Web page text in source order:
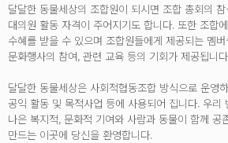
달달한 동물세상의 조합원이 되시면 조합 총회의
대의원 활동 자격이 주어지기도 합니다. 또한 조합
수혜를 받을 수 있으며 조합원들에게 제공되는 멤
문화행사의 참여, 관련 교육 등의 기회가 제공됩니
달달한 동물세상은 사회적협동조합 방식으로 운영
공익 활동 및 목적사업 등에 사용되어 집니다. 우리
나은 복지적, 문화적 기여와 사람과 동물이 함께 공
만드는 이곳에 당신을 환영합니다.